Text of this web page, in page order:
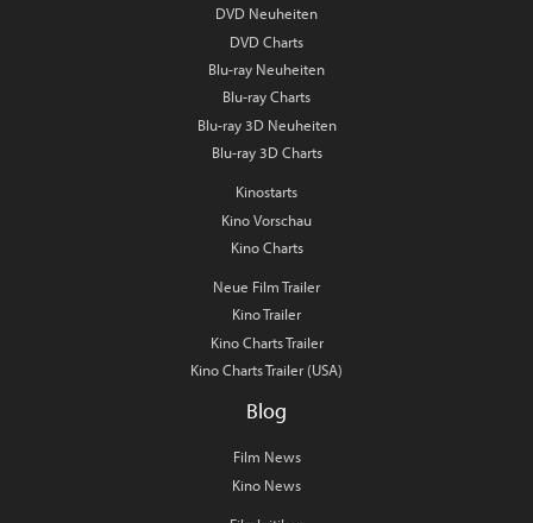
DVD Neuheiten
DVD Charts
Blu-ray Neuheiten
Blu-ray Charts
Blu-ray 3D Neuheiten
Blu-ray 3D Charts
Kinostarts
Kino Vorschau
Kino Charts
Neue Film Trailer
Kino Trailer
Kino Charts Trailer
Kino Charts Trailer (USA)
Blog
Film News
Kino News